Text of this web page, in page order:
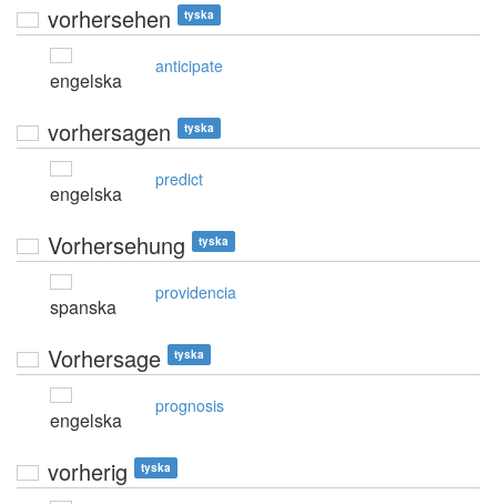
vorhersehen tyska
engelska
anticipate
vorhersagen tyska
engelska
predict
Vorhersehung tyska
spanska
providencia
Vorhersage tyska
engelska
prognosis
vorherig tyska